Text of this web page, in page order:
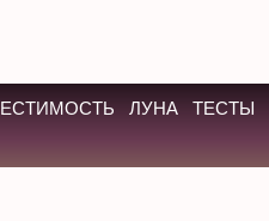
ЛУНА ТЕСТЫ